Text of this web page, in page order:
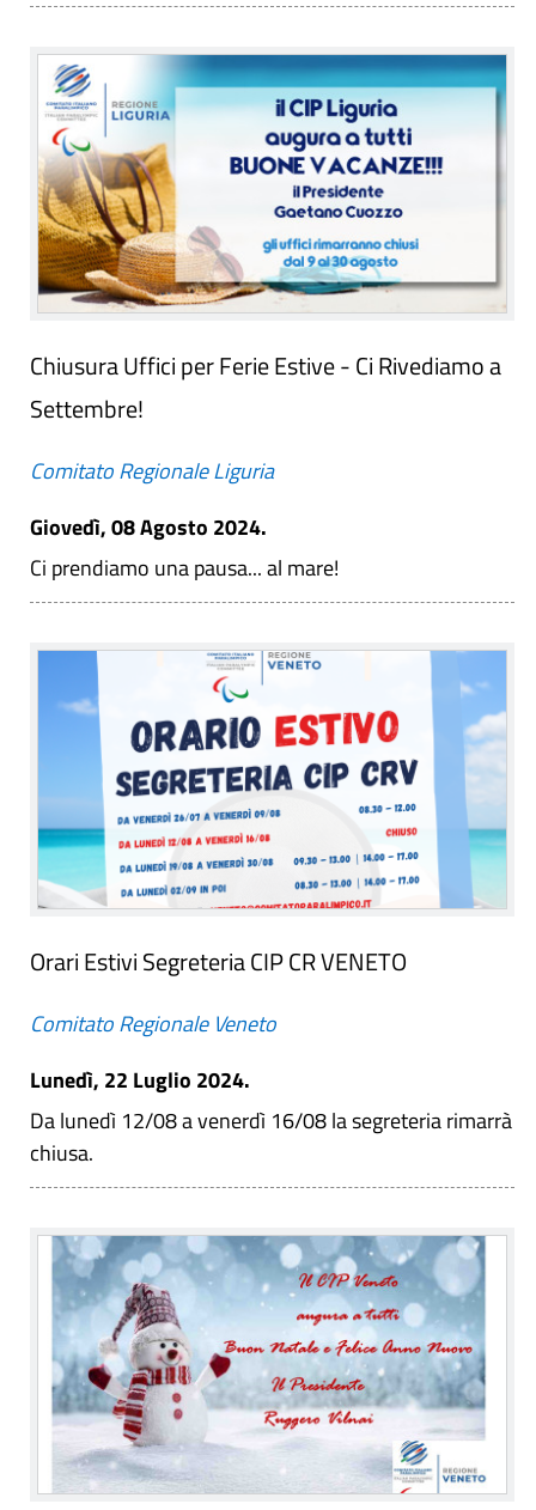
Chiusura Uffici per Ferie Estive - Ci Rivediamo a
Settembre!
Comitato Regionale Liguria
Giovedì, 08 Agosto 2024.
Ci prendiamo una pausa... al mare! ️
Orari Estivi Segreteria CIP CR VENETO
Comitato Regionale Veneto
Lunedì, 22 Luglio 2024.
Da lunedì 12/08 a venerdì 16/08 la segreteria rimarrà
chiusa.